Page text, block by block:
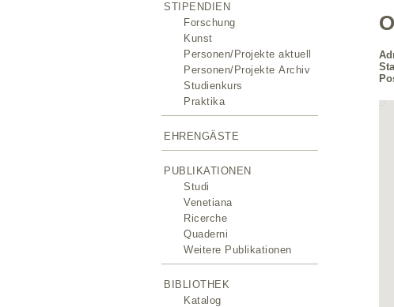
STIPENDIEN
Forschung
Kunst
Personen/Projekte aktuell
Personen/Projekte Archiv
Studienkurs
Praktika
EHRENGÄSTE
PUBLIKATIONEN
Studi
Venetiana
Ricerche
Quaderni
Weitere Publikationen
BIBLIOTHEK
Katalog